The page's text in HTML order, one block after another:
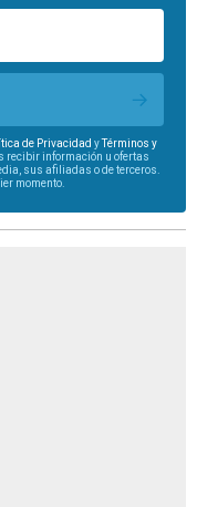
de Privacidad yTérminos y
recibir información u ofertas
sus afiliadas o de terceros.
momento.